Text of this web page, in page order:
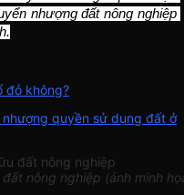
nhượng đất nông nghiệp
đỏ không?
quyền sử dụng đất ở
nông nghiệp (ảnh minh